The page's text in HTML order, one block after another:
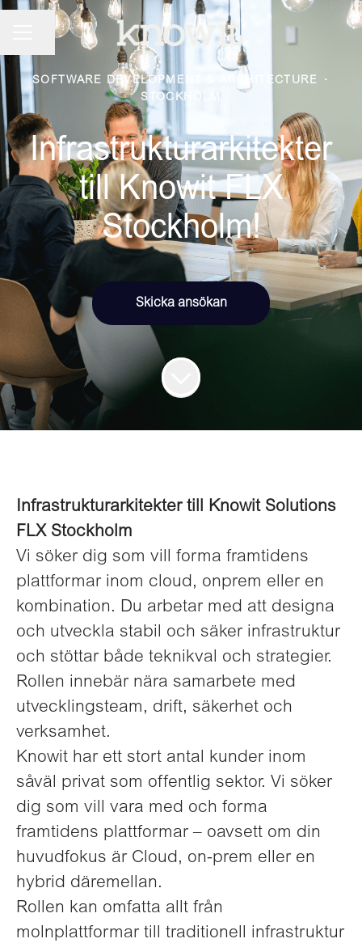
KARRIÄRMENY
Dela sidan
SOFTWARE DEVELOPMENT & ARCHITECTURE
·
STOCKHOLM
Infrastrukturarkitekter
till Knowit FLX
Stockholm!
Skicka ansökan
Infrastrukturarkitekter till Knowit Solutions
FLX Stockholm
Vi söker dig som vill forma framtidens
plattformar inom cloud, onprem eller en
kombination. Du arbetar med att designa
och utveckla stabil och säker infrastruktur
och stöttar både teknikval och strategier.
Rollen innebär nära samarbete med
utvecklingsteam, drift, säkerhet och
verksamhet.
Knowit har ett stort antal kunder inom
såväl privat som offentlig sektor. Vi söker
dig som vill vara med och forma
framtidens plattformar – oavsett om din
huvudfokus är Cloud, on-prem eller en
hybrid däremellan.
Rollen kan omfatta allt från
molnplattformar till traditionell infrastruktur